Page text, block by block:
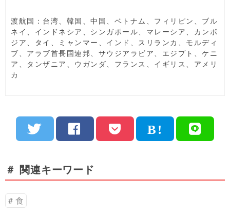
渡航国：台湾、韓国、中国、ベトナム、フィリピン、ブル
ネイ、インドネシア、シンガポール、マレーシア、カンボ
ジア、タイ、ミャンマー、インド、スリランカ、モルディ
ブ、アラブ首長国連邦、サウジアラビア、エジプト、ケニ
ア、タンザニア、ウガンダ、フランス、イギリス、アメリ
カ
＃ 関連キーワード
食